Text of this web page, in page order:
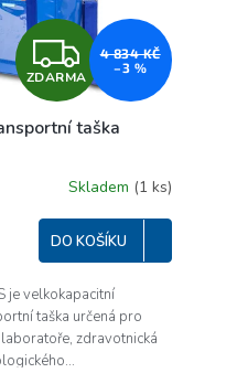
Z
D
A
R
M
A
ZDARMA
4 834 KČ
–3 %
taška
Skladem (1 ks)
DO KOŠÍKU
je velkokapacitní
taška určená pro
zdravotnická